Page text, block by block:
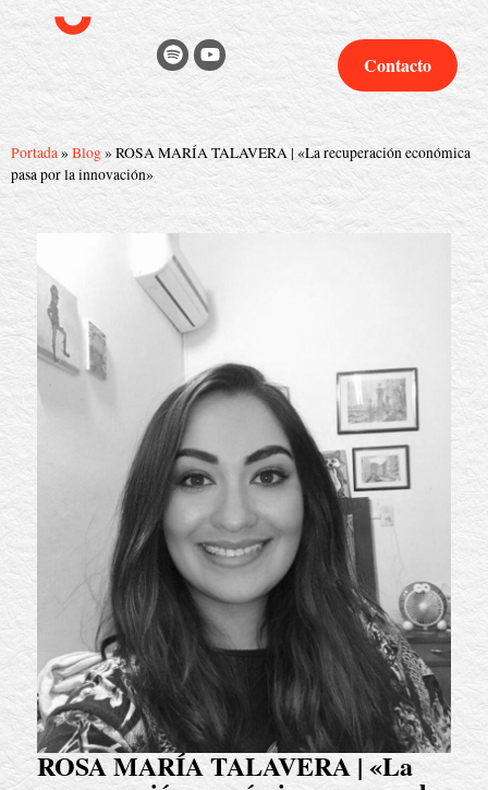
Contacto
Portada» Blog» ROSA MARÍA TALAVERA | «La recuperación económica
pasa por la innovación»
ROSA MARÍA TALAVERA | «La